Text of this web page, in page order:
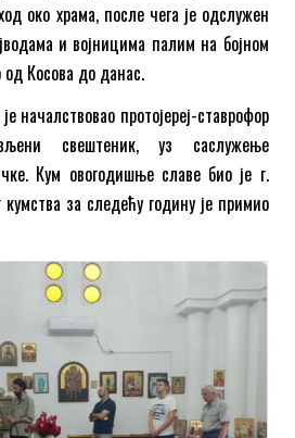
око храма, после чега је одслужен
и војницима палим на бојном
Косова до данас.
началствовао протојереј-ставрофор
свештеник, уз саслужење
Кум овогодишње славе био је г.
за следећу годину је примио